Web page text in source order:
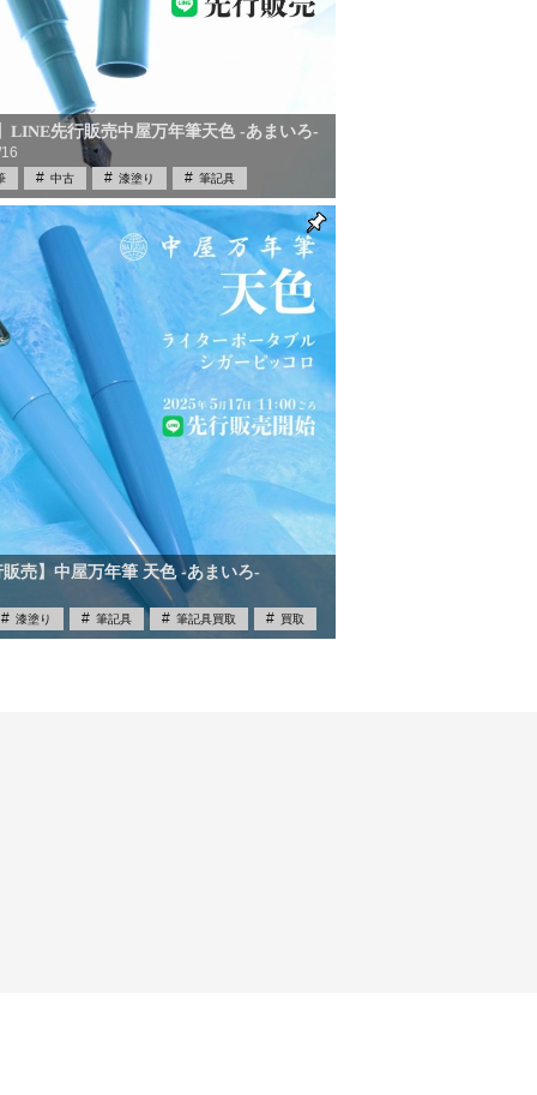
LINE先行販売中屋万年筆天色 -あまいろ-
中古 漆塗り 筆記具
買取 買取 限定品
売】中屋万年筆 天色 -あまいろ-
漆塗り 筆記具 筆記具買取 買取